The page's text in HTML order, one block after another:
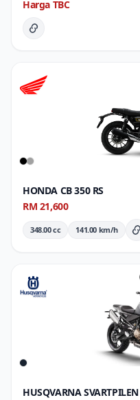
Harga TBC
Butiran Penuh
HONDA CB 350 RS
RM 21,600
348.00 cc 141.00 km/h
HUSQVARNA